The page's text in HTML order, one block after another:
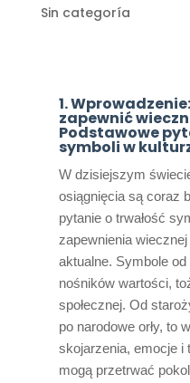
Sin categoría
1.
zapewnić
Podstawowe
symboli w
W dzisiejszym
osiągnięcia są coraz
pytanie o trwałość
zapewnienia
aktualne. Symbole od
nośników wartości,
społecznej. Od
po narodowe orły, to
skojarzenia, emocje i
mogą przetrwać